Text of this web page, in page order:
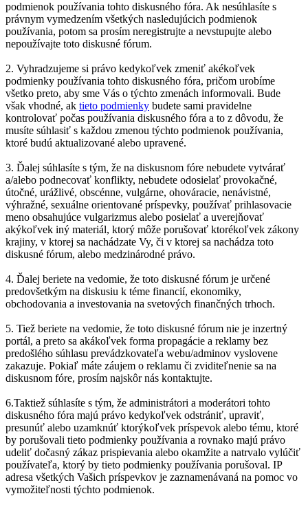
podmienok používania tohto diskusného fóra. Ak nesúhlasíte s
právnym vymedzením všetkých nasledujúcich podmienok
používania, potom sa prosím neregistrujte a nevstupujte alebo
nepoužívajte toto diskusné fórum.
2. Vyhradzujeme si právo kedykoľvek zmeniť akékoľvek
podmienky používania tohto diskusného fóra, pričom urobíme
všetko preto, aby sme Vás o týchto zmenách informovali. Bude
však vhodné, ak tieto podmienky budete sami pravidelne
kontrolovať počas používania diskusného fóra a to z dôvodu, že
musíte súhlasiť s každou zmenou týchto podmienok používania,
ktoré budú aktualizované alebo upravené.
3. Ďalej súhlasíte s tým, že na diskusnom fóre nebudete vytvárať
a/alebo podnecovať konflikty, nebudete odosielať provokačné,
útočné, urážlivé, obscénne, vulgárne, ohováracie, nenávistné,
výhražné, sexuálne orientované príspevky, používať prihlasovacie
meno obsahujúce vulgarizmus alebo posielať a uverejňovať
akýkoľvek iný materiál, ktorý môže porušovať ktorékoľvek zákony
krajiny, v ktorej sa nachádzate Vy, či v ktorej sa nachádza toto
diskusné fórum, alebo medzinárodné právo.
4. Ďalej beriete na vedomie, že toto diskusné fórum je určené
predovšetkým na diskusiu k téme financií, ekonomiky,
obchodovania a investovania na svetových finančných trhoch.
5. Tiež beriete na vedomie, že toto diskusné fórum nie je inzertný
portál, a preto sa akákoľvek forma propagácie a reklamy bez
predošlého súhlasu prevádzkovateľa webu/adminov vyslovene
zakazuje. Pokiaľ máte záujem o reklamu či zviditeľnenie sa na
diskusnom fóre, prosím najskôr nás kontaktujte.
6.Taktiež súhlasíte s tým, že administrátori a moderátori tohto
diskusného fóra majú právo kedykoľvek odstrániť, upraviť,
presunúť alebo uzamknúť ktorýkoľvek príspevok alebo tému, ktoré
by porušovali tieto podmienky používania a rovnako majú právo
udeliť dočasný zákaz prispievania alebo okamžite a natrvalo vylúčiť
používateľa, ktorý by tieto podmienky používania porušoval. IP
adresa všetkých Vašich príspevkov je zaznamenávaná na pomoc vo
vymožiteľnosti týchto podmienok.